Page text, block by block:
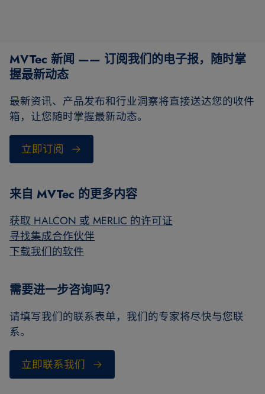
MVTec 新闻 —— 订阅我们的电子报，随时掌
握最新动态
最新资讯、产品发布和行业洞察将直接送达您的收件
箱，让您随时掌握最新动态。
立即订阅
来自 MVTec 的更多内容
获取 HALCON 或 MERLIC 的许可证
寻找集成合作伙伴
下载我们的软件
需要进一步咨询吗？
请填写我们的联系表单，我们的专家将尽快与您联
系。
立即联系我们